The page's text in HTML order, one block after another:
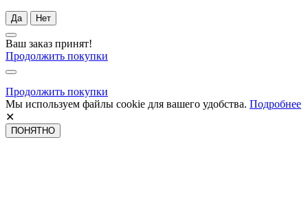
Да Нет
Ваш заказ принят!
Продолжить покупки
Продолжить покупки
Мы используем файлы cookie для вашего удобства. Подробнее
✕
ПОНЯТНО